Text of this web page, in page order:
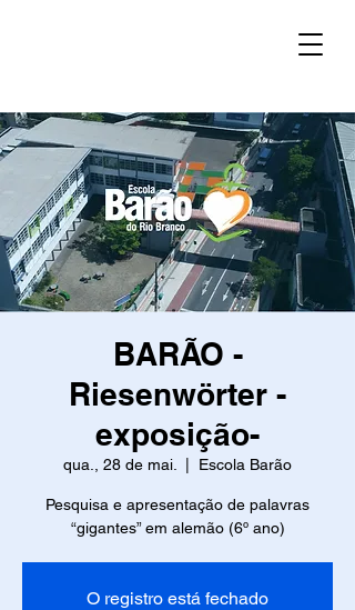
BARÃO -
Riesenwörter -
exposição-
qua., 28 de mai. Escola Barão
Pesquisa e apresentação de palavras
“gigantes” em alemão (6º ano)
O registro está fechado